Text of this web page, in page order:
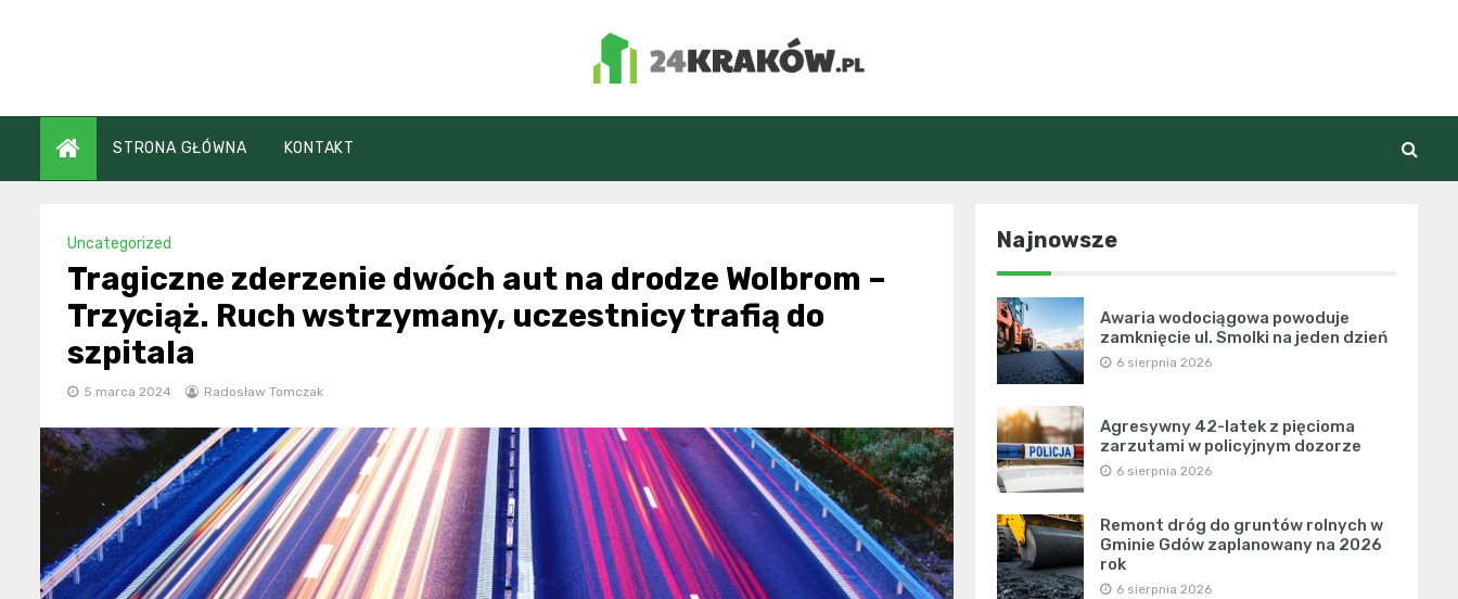
24Kraków.pl
STRONA GŁÓWNA KONTAKT
Uncategorized
Tragiczne zderzenie dwóch aut na drodze Wolbrom –
Trzyciąż. Ruch wstrzymany, uczestnicy trafią do
szpitala
5 marca 2024 Radosław Tomczak
Najnowsze
Awaria wodociągowa powoduje
zamknięcie ul. Smolki na jeden dzień
6 sierpnia 2026
Agresywny 42-latek z pięcioma
zarzutami w policyjnym dozorze
6 sierpnia 2026
Remont dróg do gruntów rolnych w
Gminie Gdów zaplanowany na 2026
rok
6 sierpnia 2026